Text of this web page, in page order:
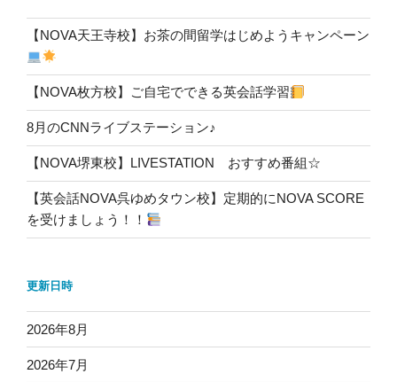
【NOVA天王寺校】お茶の間留学はじめようキャンペーン
【NOVA枚方校】ご自宅でできる英会話学習
8月のCNNライブステーション♪
【NOVA堺東校】LIVESTATION おすすめ番組☆
【英会話NOVA呉ゆめタウン校】定期的にNOVA SCORE
を受けましょう！！
更新日時
2026年8月
2026年7月